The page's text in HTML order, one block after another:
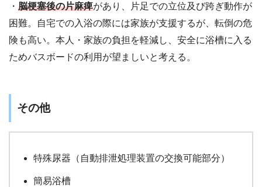
・ 脳梗塞後の片麻痺があり、片足での立位及び跨ぎ動作が
困難。自宅での入浴の際には家族が支援するが、転倒の危
険も高い。本人・家族の負担を軽減し、安全に浴槽に入る
ためバスボードの利用が望ましいと考える。
その他
特殊尿器（自動排泄処理装置の交換可能部分）
簡易浴槽